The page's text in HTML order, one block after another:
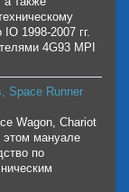
1998-2007 гг.
4G93 MPI
Space Runner
Wagon, Chariot
этом мануале
по